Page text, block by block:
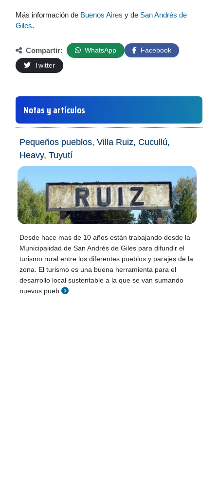
Más información de Buenos Aires y de San Andrés de
Giles.
Compartir: WhatsApp
Facebook
Twitter
Notas y artículos
Pequeños pueblos, Villa Ruiz, Cucullú,
Heavy, Tuyutí
Desde hace mas de 10 años están trabajando desde la
Municipalidad de San Andrés de Giles para difundir el
turismo rural entre los diferentes pueblos y parajes de la
zona. El turismo es una buena herramienta para el
desarrollo local sustentable a la que se van sumando
nuevos pueb